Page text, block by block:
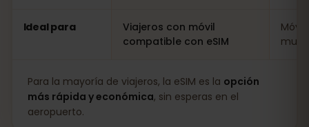
Ideal para
Viajeros con móvil
compatible con eSIM
muy
Para la mayoría de viajeros, la eSIM es la opción
más rápida y económica, sin esperas en el
aeropuerto.